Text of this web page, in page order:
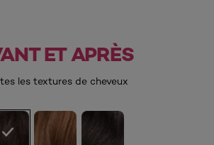
ET APRÈS
les textures de cheveux